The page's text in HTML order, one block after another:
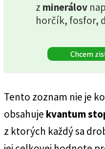
z minerálov
horčík, fosfor,
Chcem
Tento zoznam nie je
obsahuje kvantum
z ktorých každý sa